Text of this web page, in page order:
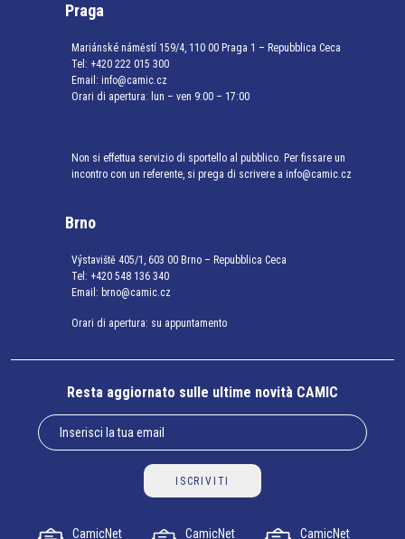
Praga
Mariánské náměstí 159/4, 110 00 Praga 1 – Repubblica Ceca
Tel: +420 222 015 300
Email: info@camic.cz
Orari di apertura: lun – ven 9:00 – 17:00
Non si effettua servizio di sportello al pubblico. Per fissare un
incontro con un referente, si prega di scrivere a info@camic.cz
Brno
Výstaviště 405/1, 603 00 Brno – Repubblica Ceca
Tel: +420 548 136 340
Email: brno@camic.cz
Orari di apertura: su appuntamento
Resta aggiornato sulle ultime novità CAMIC
ISCRIVITI
CamicNet CamicNet CamicNet